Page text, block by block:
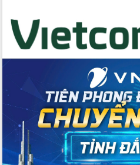
Tập huấn ứng dụng trí tuệ nhân tạo (AI)
trong thương mại điện tử năm 2026
trao đổi thông tin trước Kỳ họp thứ
Quyết liệt cải cách hành chính, khơi
thông nguồn lực phát triển
Nâng cao hiệu lực, hiệu quả HĐND
tỉnh thông qua hiện đại hóa hành chính
Xã Ea Phê gắn cải cách hành chính với
chuyển đổi số